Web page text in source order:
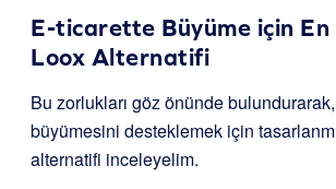
E-ticarette Büyüme için
Loox Alternatifi
Bu zorlukları göz önünde
büyümesini desteklemek için
alternatifi inceleyelim.